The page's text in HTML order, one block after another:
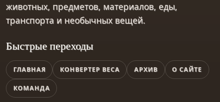
Быстрые переходы
ГЛАВНАЯ КОНВЕРТЕР ВЕСА АРХИВ О САЙТЕ
КОМАНДА
животных, предметов, материалов, еды,
транспорта и необычных вещей.